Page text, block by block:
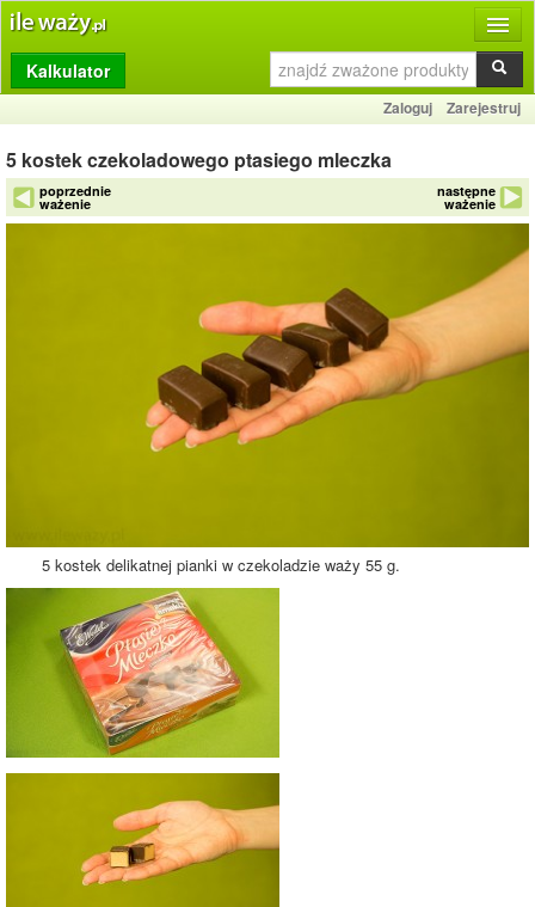
Produkty
Dziennik
Przelicznik
Porównywarka
Kalkulator
Zaloguj Zarejestruj
5 kostek czekoladowego ptasiego mleczka
poprzednie
ważenie
następne
ważenie
5 kostek delikatnej pianki w czekoladzie waży 55 g.